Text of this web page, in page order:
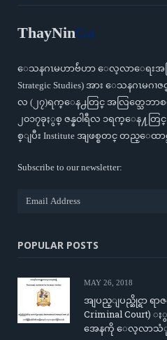
ThayNinGa
ေသနဂၤမဟာဗ်ဴဟာ ေလ့လာေရးအဖြဲ႕
Strategic Studies) အား ေသနဂၤ
လ (၂၇)ရက္ေန႕တြင္ အလြတ္သေဘာ
၂၀၁၇ခုႏွစ္ ဇန္န၀ါရီလ ၁ရက္ေန႔တြင္
စ္ျပီး Institute အျဖစ္စတင္ တည္ေထာ
Subscribe to our newsletter:
POPULAR POSTS
MAY 26, 2018
အျပည္ျပည္ဆိုင္ရာ ရာ
Criminal Court)
အေနကို ေလ့လာသံု